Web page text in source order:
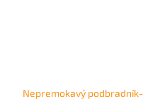
Nepremokavý podbradník-